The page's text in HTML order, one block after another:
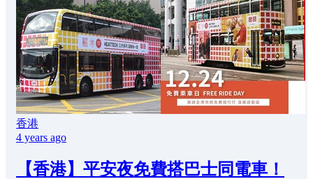
香港
4 years ago
【香港】平安夜免費搭巴士同電車！